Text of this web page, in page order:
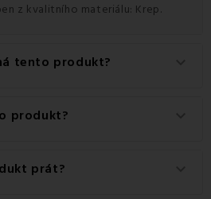
z kvalitního materiálu: Krep.
tento produkt?
zapínání na Knoflíky.
produkt?
značky EMI.
prát?